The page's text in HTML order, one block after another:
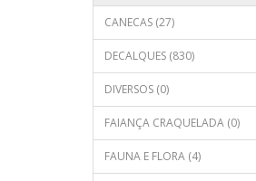
CANECAS (27)
DECALQUES (830)
DIVERSOS (0)
FAIANÇA CRAQUELADA (0)
FAUNA E FLORA (4)